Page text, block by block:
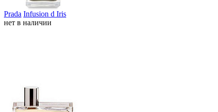
Prada Infusion d Iris
нет в наличии